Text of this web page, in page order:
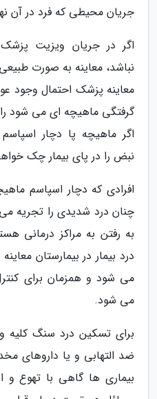
جریان محیطی که فرد در آن
اگر در جریان ویزیت
نباشد، معاینه به صورت
معاینه پزشک احتمال وجود
گرفتگی ماهیچه ای می شود را
اگر ماهیچه پا دچار
نبض را در پای بیمار چک
افرادی که دچار اسپاسم
چنان درد شدیدی را تجریه
به رفتن به مراکز درمانی
درد بیمار در بیمارستان
می شود و همزمان برای کنترل
می شود.
برای تسکین درد سنگ کلیه
ضد التهابی و یا داروهای
بیماری ها گاهی با تهوع و